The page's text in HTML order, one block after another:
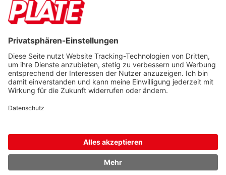
Lieferbedingungen Impressum
Footer anzeigen
PLATE Büromaterial Vertriebs GmbH
Hilligenwarf 5